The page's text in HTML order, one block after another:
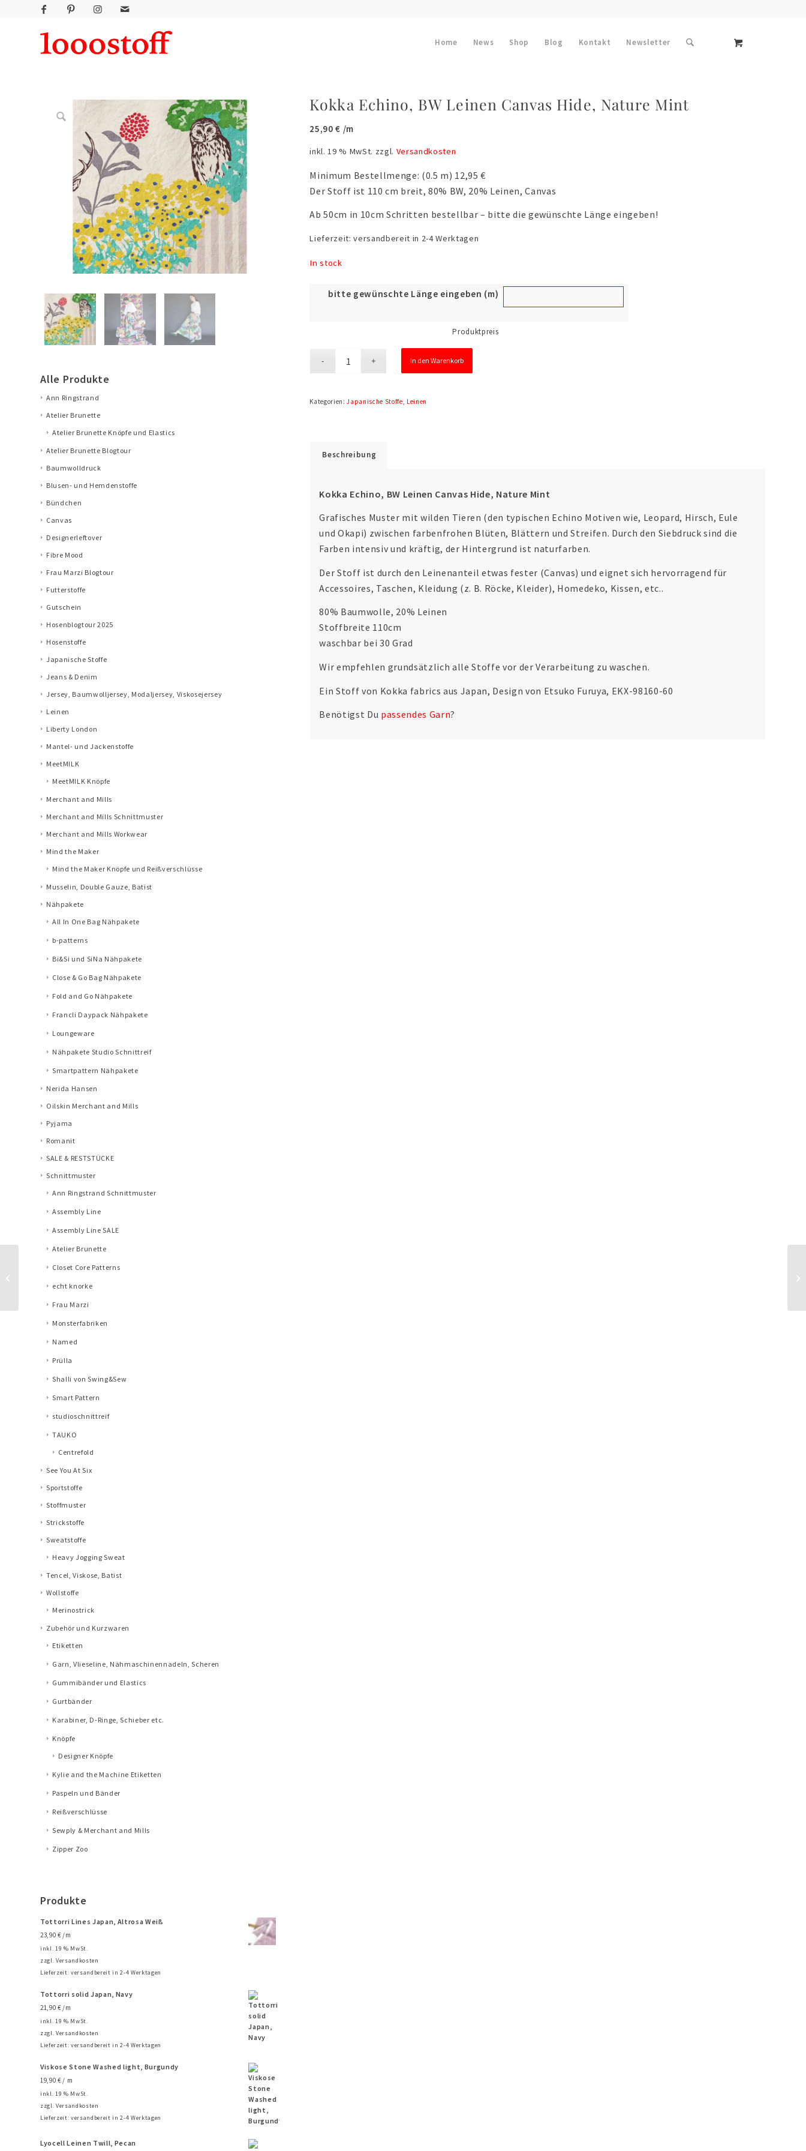
Home News Shop Blog Kontakt Newsletter
Alle Produkte
Ann Ringstrand
Atelier Brunette
Atelier Brunette Knöpfe und Elastics
Atelier Brunette Blogtour
Baumwolldruck
Blusen- und Hemdenstoffe
Bündchen
Canvas
Designerleftover
Fibre Mood
Frau Marzi Blogtour
Futterstoffe
Gutschein
Hosenblogtour 2025
Hosenstoffe
Japanische Stoffe
Jeans & Denim
Jersey, Baumwolljersey, Modaljersey, Viskosejersey
Leinen
Liberty London
Mantel- und Jackenstoffe
MeetMILK
MeetMILK Knöpfe
Merchant and Mills
Merchant and Mills Schnittmuster
Merchant and Mills Workwear
Mind the Maker
Mind the Maker Knöpfe und Reißverschlüsse
Musselin, Double Gauze, Batist
Nähpakete
All In One Bag Nähpakete
b-patterns
Bi&Si und SiNa Nähpakete
Close & Go Bag Nähpakete
Fold and Go Nähpakete
Francli Daypack Nähpakete
Loungeware
Nähpakete Studio Schnittreif
Smartpattern Nähpakete
Nerida Hansen
Oilskin Merchant and Mills
Pyjama
Romanit
SALE & RESTSTÜCKE
Schnittmuster
Ann Ringstrand Schnittmuster
Assembly Line
Assembly Line SALE
Atelier Brunette
Closet Core Patterns
echt knorke
Frau Marzi
Monsterfabriken
Named
Prülla
Shalli von Swing&Sew
Smart Pattern
studioschnittreif
TAUKO
Centrefold
See You At Six
Sportstoffe
Stoffmuster
Strickstoffe
Sweatstoffe
Heavy Jogging Sweat
Tencel, Viskose, Batist
Wollstoffe
Merinostrick
Zubehör und Kurzwaren
Etiketten
Garn, Vlieseline, Nähmaschinennadeln, Scheren
Gummibänder und Elastics
Gurtbänder
Karabiner, D-Ringe, Schieber etc.
Knöpfe
Designer Knöpfe
Kylie and the Machine Etiketten
Paspeln und Bänder
Reißverschlüsse
Sewply & Merchant and Mills
Zipper Zoo
Produkte
Tottorri Lines Japan, Altrosa Weiß
23,90 €/m
inkl. 19 % MwSt.
zzgl. Versandkosten
Lieferzeit:versandbereit in 2-4 Werktagen
Tottorri solid Japan, Navy
21,90 €/m
inkl. 19 % MwSt.
zzgl. Versandkosten
Lieferzeit:versandbereit in 2-4 Werktagen
Viskose Stone Washed light, Burgundy
19,90 €/ m
inkl. 19 % MwSt.
zzgl. Versandkosten
Lieferzeit:versandbereit in 2-4 Werktagen
Lyocell Leinen Twill, Pecan
Kokka Echino, BW Leinen Canvas Hide, Nature Mint
25,90€ /m
inkl. 19 % MwSt. zzgl. Versandkosten
Minimum Bestellmenge: (0.5 m) 12,95 €
Der Stoff ist 110 cm breit, 80% BW, 20% Leinen, Canvas
Ab 50cm in 10cm Schritten bestellbar – bitte die gewünschte Länge eingeben!
Lieferzeit:versandbereit in 2-4 Werktagen
In stock
bitte gewünschte Länge eingeben (m)
Produktpreis
In den Warenkorb
Kategorien:Japanische Stoffe, Leinen
Beschreibung
Kokka Echino, BW Leinen Canvas Hide, Nature Mint
Grafisches Muster mit wilden Tieren (den typischen Echino Motiven wie, Leopard, Hirsch, Eule
und Okapi) zwischen farbenfrohen Blüten, Blättern und Streifen. Durch den Siebdruck sind die
Farben intensiv und kräftig, der Hintergrund ist naturfarben.
Der Stoff ist durch den Leinenanteil etwas fester (Canvas) und eignet sich hervorragend für
Accessoires, Taschen, Kleidung (z. B. Röcke, Kleider), Homedeko, Kissen, etc..
80% Baumwolle, 20% Leinen
Stoffbreite 110cm
waschbar bei 30 Grad
Wir empfehlen grundsätzlich alle Stoffe vor der Verarbeitung zu waschen.
Ein Stoff von Kokka fabrics aus Japan, Design von Etsuko Furuya, EKX-98160-60
Benötigst Du passendes Garn?
Kokka Echino, BW
Nature Lime